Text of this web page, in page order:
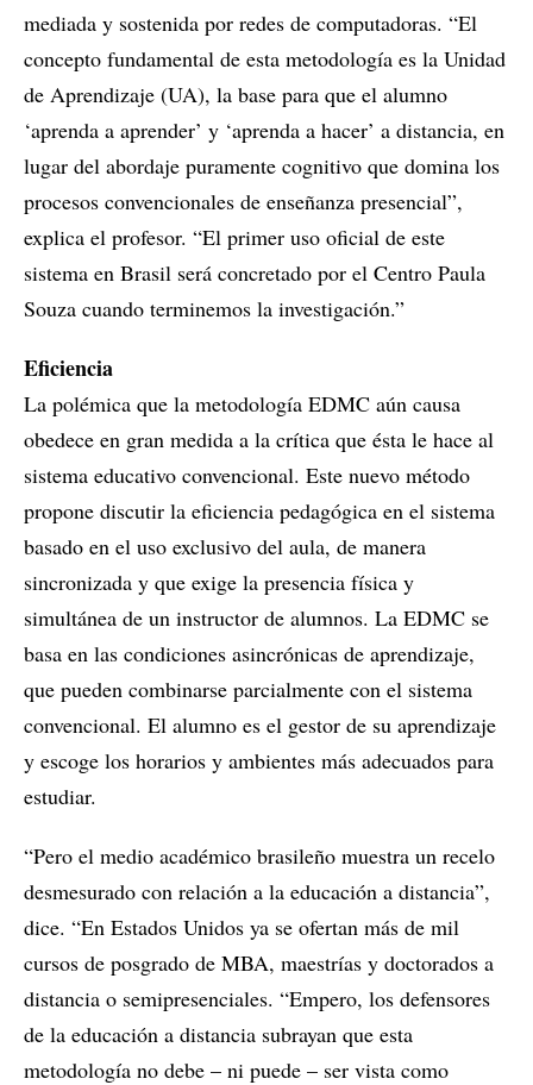
mediada y sostenida por redes de computadoras. “El
concepto fundamental de esta metodología es la Unidad
de Aprendizaje (UA), la base para que el alumno
‘aprenda a aprender’ y ‘aprenda a hacer’ a distancia, en
lugar del abordaje puramente cognitivo que domina los
procesos convencionales de enseñanza presencial”,
explica el profesor. “El primer uso oficial de este
sistema en Brasil será concretado por el Centro Paula
Souza cuando terminemos la investigación.”
Eficiencia
La polémica que la metodología EDMC aún causa
obedece en gran medida a la crítica que ésta le hace al
sistema educativo convencional. Este nuevo método
propone discutir la eficiencia pedagógica en el sistema
basado en el uso exclusivo del aula, de manera
sincronizada y que exige la presencia física y
simultánea de un instructor de alumnos. La EDMC se
basa en las condiciones asincrónicas de aprendizaje,
que pueden combinarse parcialmente con el sistema
convencional. El alumno es el gestor de su aprendizaje
y escoge los horarios y ambientes más adecuados para
estudiar.
“Pero el medio académico brasileño muestra un recelo
desmesurado con relación a la educación a distancia”,
dice. “En Estados Unidos ya se ofertan más de mil
cursos de posgrado de MBA, maestrías y doctorados a
distancia o semipresenciales. “Empero, los defensores
de la educación a distancia subrayan que esta
metodología no debe – ni puede – ser vista como